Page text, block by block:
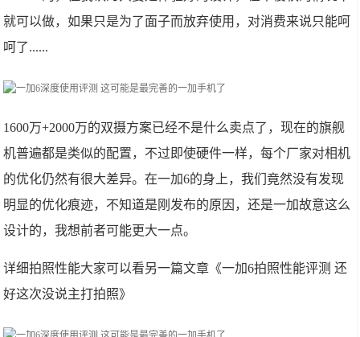
就可以做，如果只是为了面子而放弃使用，对消费来说只能呵
呵了......
1600万+2000万的双摄方案已经不是什么卖点了，现在的旗舰
机普遍都是类似的配置，不过即使硬件一样，每个厂家对相机
的优化仍然有很大差异。在一加6的身上，我们竟然没有发现
明显的优化痕迹，不知道是刚发布的原因，还是一加故意这么
设计的，我想前者可能更大一点。
详细拍照性能大家可以看另一篇文章《一加6拍照性能评测 还
好这次没说主打拍照》